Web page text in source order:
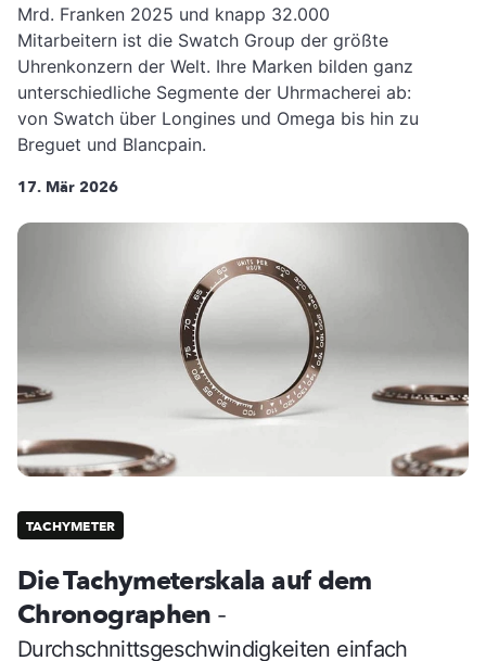
Mrd. Franken 2025 und knapp 32.000
Mitarbeitern ist die Swatch Group der größte
Uhrenkonzern der Welt. Ihre Marken bilden ganz
unterschiedliche Segmente der Uhrmacherei ab:
von Swatch über Longines und Omega bis hin zu
Breguet und Blancpain.
17. Mär 2026
TACHYMETER
Die Tachymeterskala auf dem
Chronographen -
Durchschnittsgeschwindigkeiten einfach